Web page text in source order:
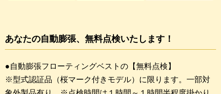
あなたの自動膨張、無料点検いたします！
●自動膨張フローティングベストの【無料点検】
※型式認証品（桜マーク付きモデル）に限ります。一部対